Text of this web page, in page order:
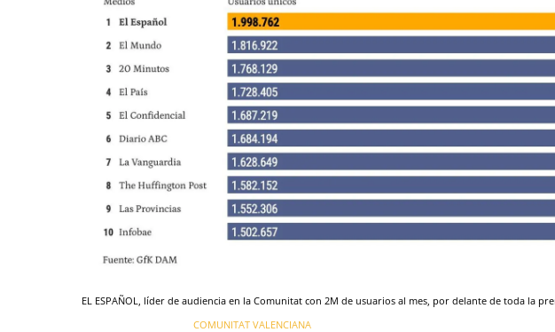
EL ESPAÑOL, líder de audiencia en la Comunitat con 2M de usuarios al mes, por delante de toda la
COMUNITAT VALENCIANA